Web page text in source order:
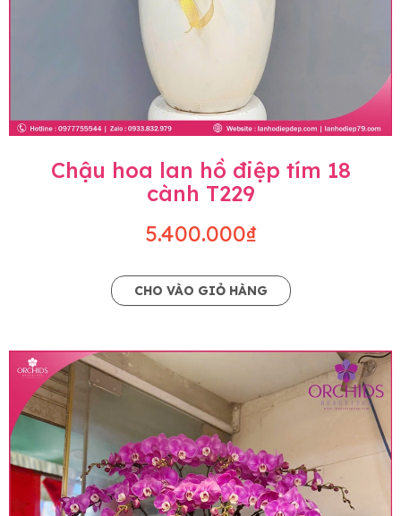
Chậu hoa lan hồ điệp tím 18
cành T229
5.400.000₫
CHO VÀO GIỎ HÀNG